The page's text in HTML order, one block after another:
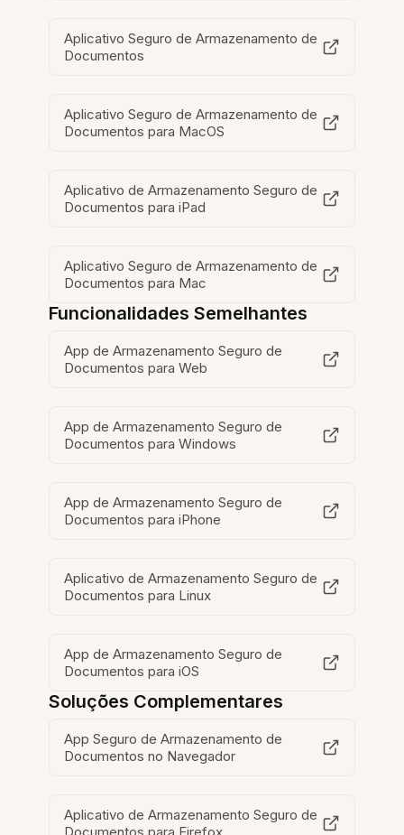
Aplicativo Seguro de Armazenamento de
Documentos
Aplicativo Seguro de Armazenamento de
Documentos para MacOS
Aplicativo de Armazenamento Seguro de
Documentos para iPad
Aplicativo Seguro de Armazenamento de
Documentos para Mac
Funcionalidades Semelhantes
App de Armazenamento Seguro de
Documentos para Web
App de Armazenamento Seguro de
Documentos para Windows
App de Armazenamento Seguro de
Documentos para iPhone
Aplicativo de Armazenamento Seguro de
Documentos para Linux
App de Armazenamento Seguro de
Documentos para iOS
Soluções Complementares
App Seguro de Armazenamento de
Documentos no Navegador
Aplicativo de Armazenamento Seguro de